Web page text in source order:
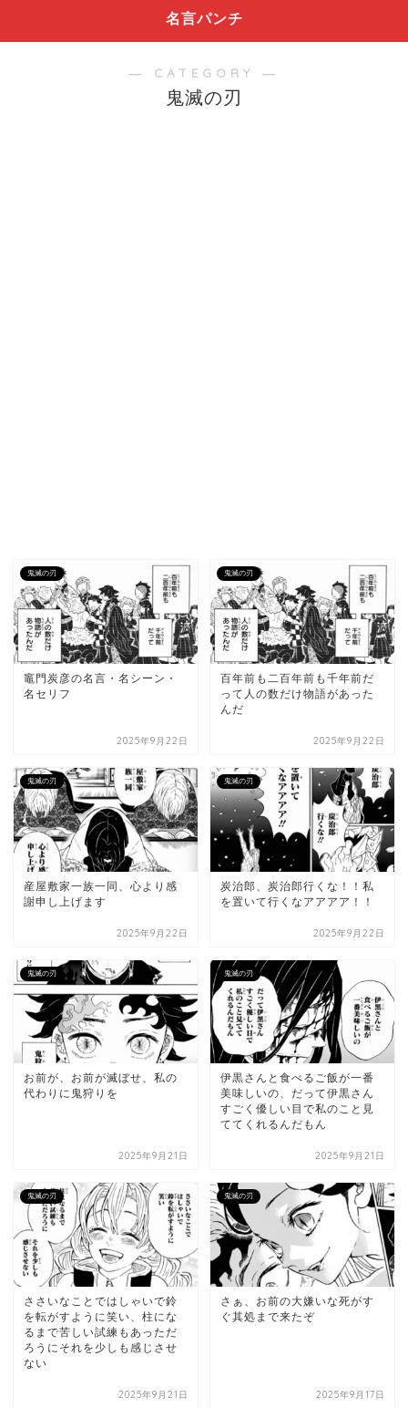
名言パンチ
― CATEGORY ―
鬼滅の刃
鬼滅の刃
竈門炭彦の名言・名シーン・
名セリフ
2025年9月22日
鬼滅の刃
百年前も二百年前も千年前だ
って人の数だけ物語があった
んだ
2025年9月22日
鬼滅の刃
産屋敷家一族一同、心より感
謝申し上げます
2025年9月22日
鬼滅の刃
炭治郎、炭治郎行くな！！私
を置いて行くなアアアア！！
2025年9月22日
鬼滅の刃
お前が、お前が滅ぼせ、私の
代わりに鬼狩りを
2025年9月21日
鬼滅の刃
伊黒さんと食べるご飯が一番
美味しいの、だって伊黒さん
すごく優しい目で私のこと見
ててくれるんだもん
2025年9月21日
鬼滅の刃
ささいなことではしゃいで鈴
を転がすように笑い、柱にな
るまで苦しい試練もあっただ
ろうにそれを少しも感じさせ
ない
2025年9月21日
鬼滅の刃
さぁ、お前の大嫌いな死がす
ぐ其処まで来たぞ
2025年9月17日